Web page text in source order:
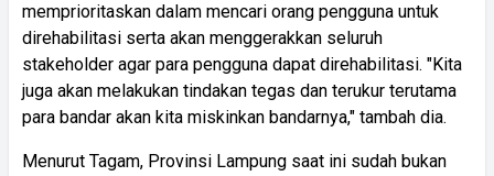
memprioritaskan dalam mencari orang pengguna untuk
direhabilitasi serta akan menggerakkan seluruh
stakeholder agar para pengguna dapat direhabilitasi. "Kita
juga akan melakukan tindakan tegas dan terukur terutama
para bandar akan kita miskinkan bandarnya," tambah dia.
Menurut Tagam, Provinsi Lampung saat ini sudah bukan